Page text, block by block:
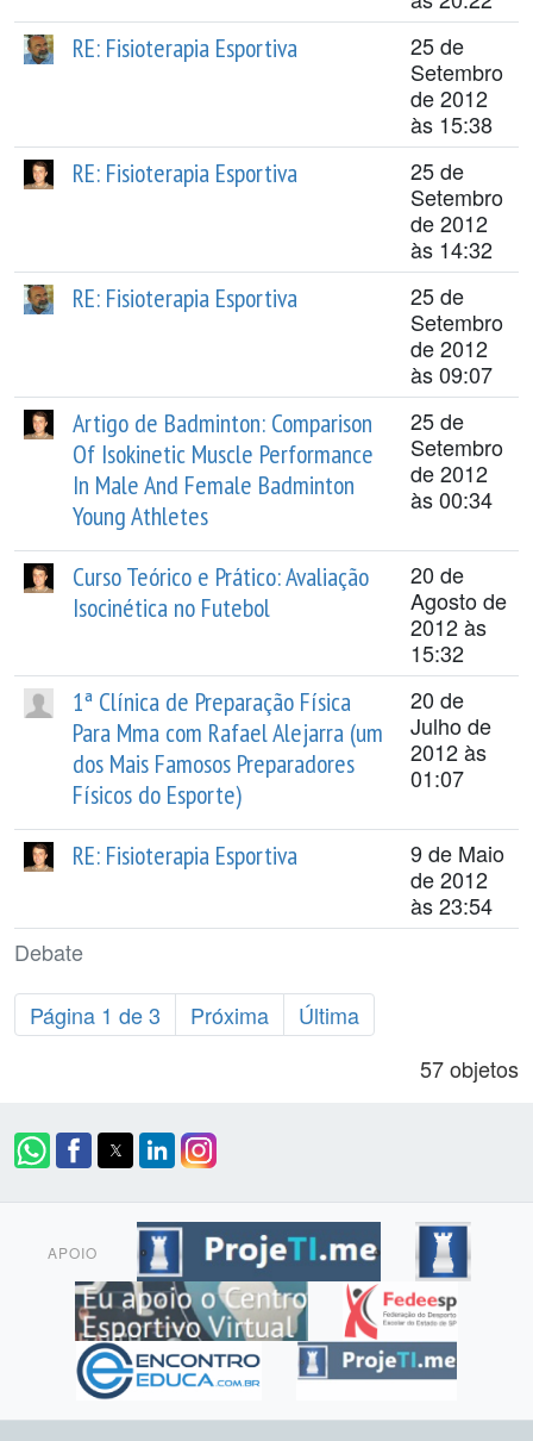
Debate
RE: Fisioterapia Esportiva
25 de
Setembro
de 2012
às 15:38
RE: Fisioterapia Esportiva
25 de
Setembro
de 2012
às 14:32
RE: Fisioterapia Esportiva
25 de
Setembro
de 2012
às 09:07
Artigo de Badminton: Comparison
Of Isokinetic Muscle Performance
In Male And Female Badminton
Young Athletes
25 de
Setembro
de 2012
às 00:34
Curso Teórico e Prático: Avaliação
Isocinética no Futebol
20 de
Agosto de
2012 às
15:32
1ª Clínica de Preparação Física
Para Mma com Rafael Alejarra (um
dos Mais Famosos Preparadores
Físicos do Esporte)
20 de
Julho de
2012 às
01:07
RE: Fisioterapia Esportiva
9 de Maio
de 2012
às 23:54
Página 1 de 3 Próxima
Última
57 objetos
APOIO